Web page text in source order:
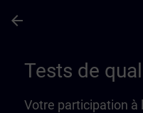
arrow_back
Tests de
Votre participation à